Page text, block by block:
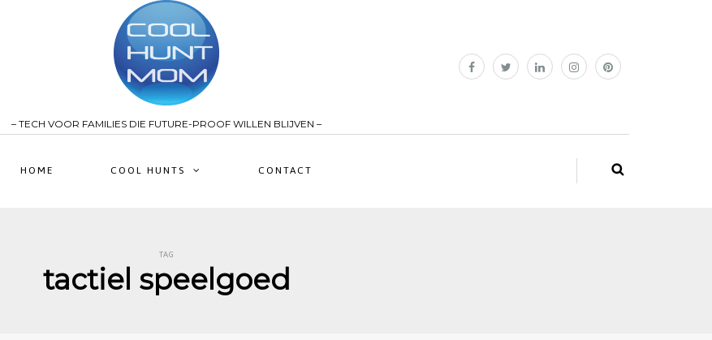
– TECH VOOR FAMILIES DIE FUTURE-PROOF WILLEN BLIJVEN –
HOME COOL HUNTS CONTACT
TAG
tactiel speelgoed